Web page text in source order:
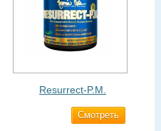
Resurrect-P.M.
Cмотреть